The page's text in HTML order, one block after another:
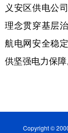
义安区供电公
理念贯穿基层
航电网安全稳
供坚强电力保障
Copyright ©